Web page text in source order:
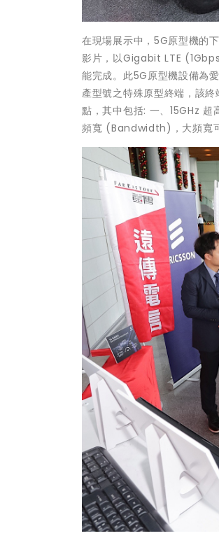
在現場展示中，5G原型機的
影片，以Gigabit LTE
能完成。此5G原型機設備為
產型號之特殊原型終端，該
點，其中包括: 一、15GHz
頻寬 (Bandwidth)，大頻寬